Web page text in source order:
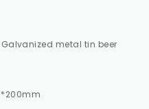
Galvanized metal tin beer